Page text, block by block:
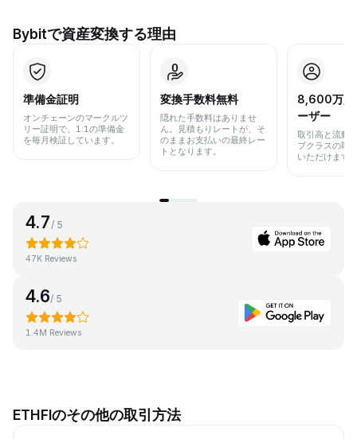
Bybitで資産変換する理由
準備金証明
オンチェーンのマークルツ
リー証明で、1:1の準備金
を毎月検証しています。
変換手数料無料
隠れた手数料はありませ
ん。見積もりレートが、そ
のままお支払いの最終レー
トとなります。
8,600万人
ーザー
取引高と流動
プクラスの取
いただけます
4.7/ 5
47K Reviews
4.6/ 5
1.4M Reviews
ETHFIのその他の取引方法